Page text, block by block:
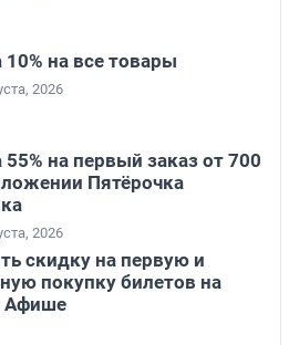
на все товары
2026
на первый заказ от 700
Пятёрочка
2026
скидку на первую и
покупку билетов на
Афише